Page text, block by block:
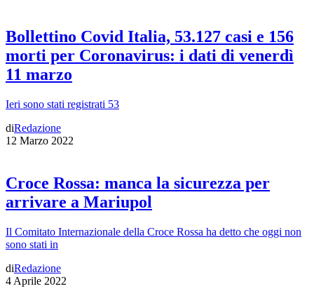
Bollettino Covid Italia, 53.127 casi e 156
morti per Coronavirus: i dati di venerdì
11 marzo
Ieri sono stati registrati 53
diRedazione
12 Marzo 2022
Croce Rossa: manca la sicurezza per
arrivare a Mariupol
Il Comitato Internazionale della Croce Rossa ha detto che oggi non
sono stati in
diRedazione
4 Aprile 2022